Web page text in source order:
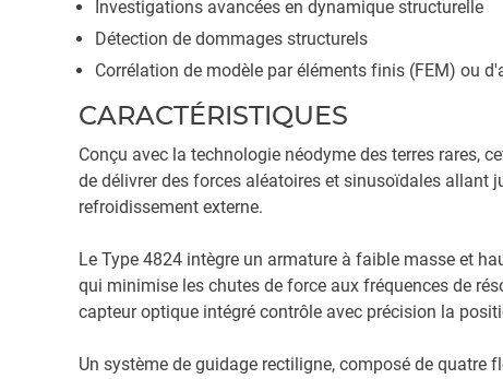
Investigations avancées en dynamique structurelle
Détection de dommages structurels
Corrélation de modèle par éléments finis (FEM) ou
CARACTÉRISTIQUES
Conçu avec la technologie néodyme des terres rares,
de délivrer des forces aléatoires et sinusoïdales allant
refroidissement externe.
Le Type 4824 intègre un armature à faible masse et
qui minimise les chutes de force aux fréquences de
capteur optique intégré contrôle avec précision la
Un système de guidage rectiligne, composé de quatre